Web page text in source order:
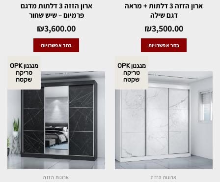
ארון הזזה 3 דלתות + מראה
דגם שילה
₪3,500.00
בחר אפשרויות
ארון הזזה 3 דלתות מדגם
פרמיום – שיש שחור
₪3,600.00
בחר אפשרויות
מנגנון OPK
טריקה
שקטה
ארונות הזזה
מנגנון OPK
טריקה
שקטה
ארונות הזזה